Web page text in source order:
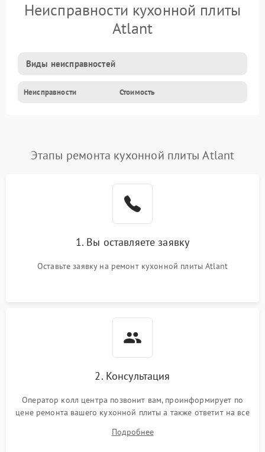
Неисправности кухонной плиты
Atlant
Виды неисправностей
Неисправности Стоимость
Этапы ремонта кухонной плиты Atlant
1. Вы оставляете заявку
Оставьте заявку на ремонт кухонной плиты Atlant
2. Консультация
Оператор колл центра позвонит вам, проинформирует по
цене ремонта вашего кухонной плиты а также ответит на все
Подробнее